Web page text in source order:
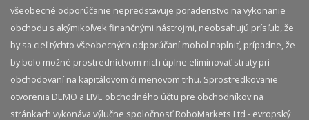
všeobecné odporúčanie nepredstavuje poradenstvo na vykonanie
obchodu s akýmikoľvek finančnými nástrojmi, neobsahujú prísľub, že
by sa cieľ týchto všeobecných odporúčaní mohol naplniť, prípadne, že
by bolo možné prostredníctvom nich úplne eliminovať straty pri
obchodovaní na kapitálovom či menovom trhu. Sprostredkovanie
otvorenia DEMO a LIVE obchodného účtu pre obchodníkov na
stránkach vykonáva výlučne spoločnosť RoboMarkets Ltd - evropský